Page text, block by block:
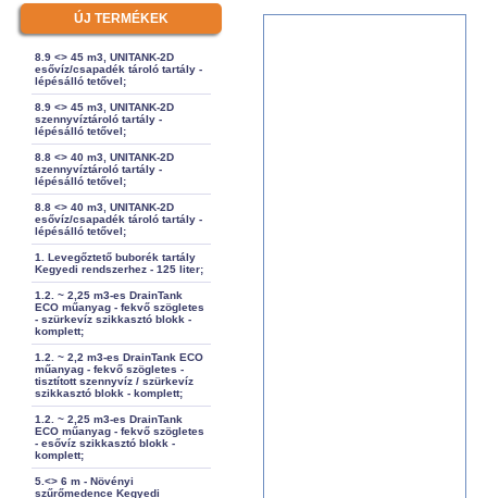
ÚJ TERMÉKEK
8.9 <> 45 m3, UNITANK-2D
esővíz/csapadék tároló tartály -
lépésálló tetővel;
8.9 <> 45 m3, UNITANK-2D
szennyvíztároló tartály -
lépésálló tetővel;
8.8 <> 40 m3, UNITANK-2D
szennyvíztároló tartály -
lépésálló tetővel;
8.8 <> 40 m3, UNITANK-2D
esővíz/csapadék tároló tartály -
lépésálló tetővel;
1. Levegőztető buborék tartály
Kegyedi rendszerhez - 125 liter;
1.2. ~ 2,25 m3-es DrainTank
ECO műanyag - fekvő szögletes
- szürkevíz szikkasztó blokk -
komplett;
1.2. ~ 2,2 m3-es DrainTank ECO
műanyag - fekvő szögletes -
tisztított szennyvíz / szürkevíz
szikkasztó blokk - komplett;
1.2. ~ 2,25 m3-es DrainTank
ECO műanyag - fekvő szögletes
- esővíz szikkasztó blokk -
komplett;
5.<> 6 m - Növényi
szűrőmedence Kegyedi